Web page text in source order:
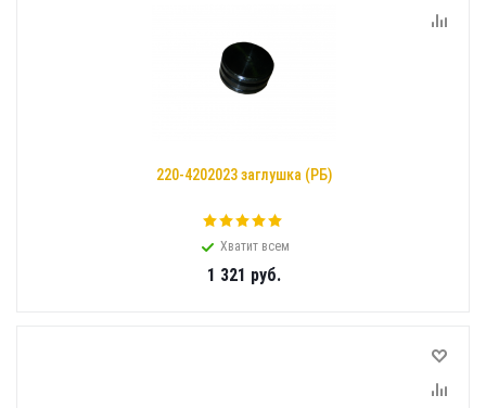
220-4202023 заглушка (РБ)
Хватит всем
1 321 руб.